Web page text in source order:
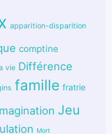
apparition-disparition
comptine
vie Différence
famille fratrie
Jeu
Mort